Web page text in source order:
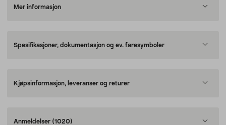
Mer informasjon
Spesifikasjoner, dokumentasjon og ev. faresymboler
Kjøpsinformasjon, leveranser og returer
Anmeldelser (1020)